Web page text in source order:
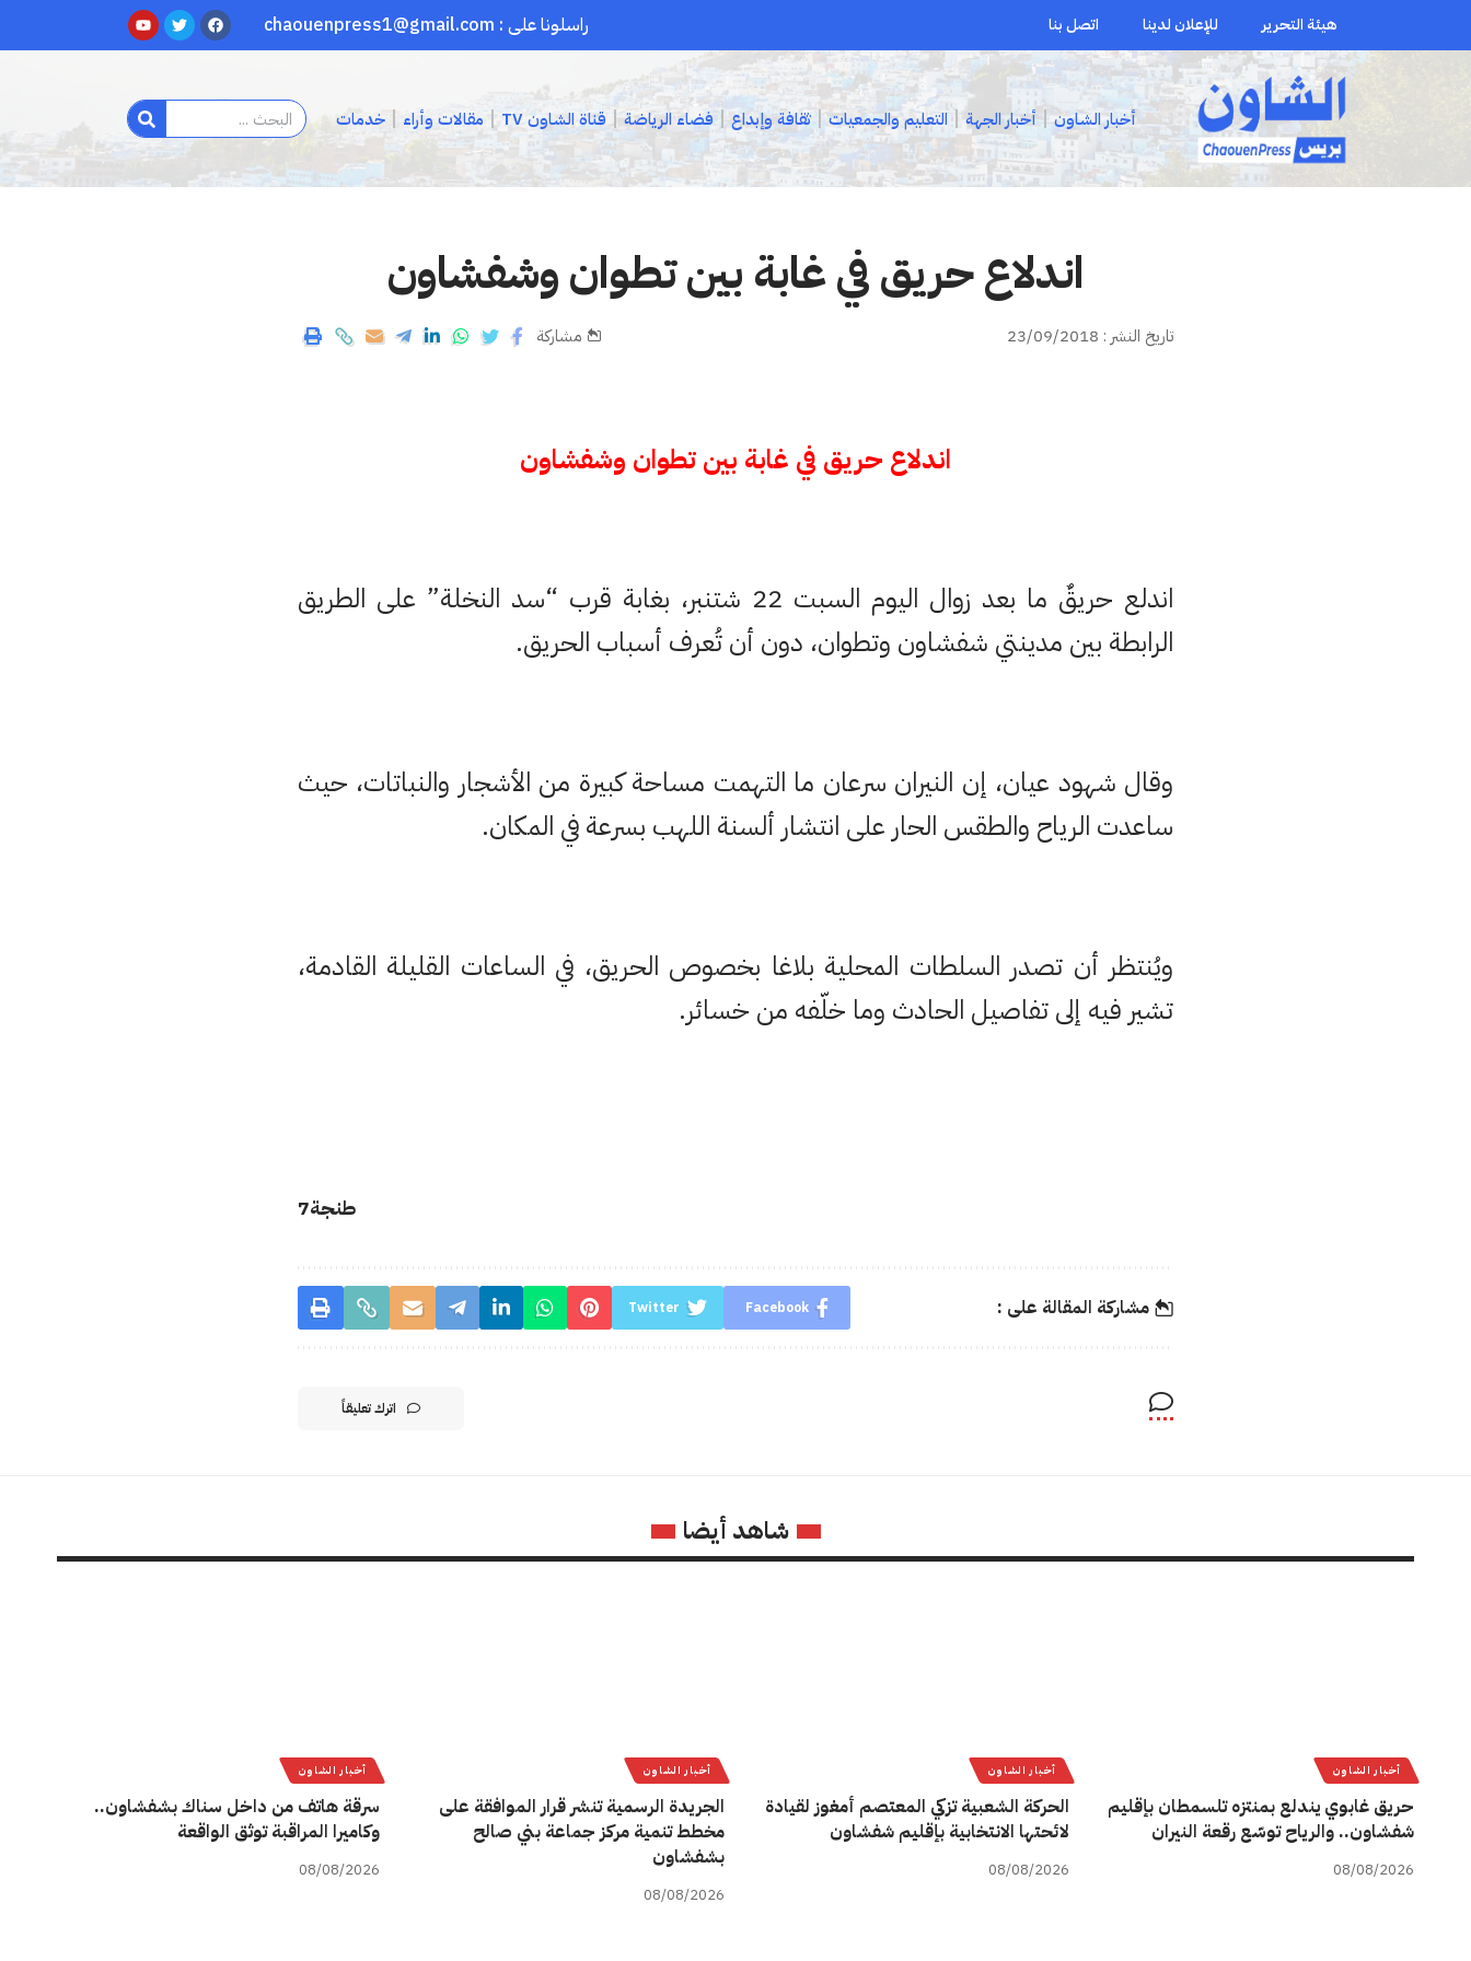
هيئة التحرير للإعلان لدينا اتصل بنا راسلونا على : chaouenpress1@gmail.com
أخبار الشاون أخبار الجهة التعليم والجمعيات ثقافة وإبداع فضاء الرياضة قناة الشاون TV مقالات وأراء خدمات
اندلاع حريق في غابة بين تطوان وشفشاون
تاريخ النشر : 23/09/2018 مشاركة
اندلاع حريق في غابة بين تطوان وشفشاون
اندلع حريقٌ ما بعد زوال اليوم السبت 22 شتنبر، بغابة قرب “سد النخلة” على الطريق
الرابطة بين مدينتي شفشاون وتطوان، دون أن تُعرف أسباب الحريق.
وقال شهود عيان، إن النيران سرعان ما التهمت مساحة كبيرة من الأشجار والنباتات، حيث
ساعدت الرياح والطقس الحار على انتشار ألسنة اللهب بسرعة في المكان.
ويُنتظر أن تصدر السلطات المحلية بلاغا بخصوص الحريق، في الساعات القليلة القادمة،
تشير فيه إلى تفاصيل الحادث وما خلّفه من خسائر.
طنجة7
مشاركة المقالة على : Facebook
Twitter
اترك تعليقاً
شاهد أيضا
أخبار الشاون
حريق غابوي يندلع بمنتزه تلسمطان بإقليم
شفشاون.. والرياح توسّع رقعة النيران
08/08/2026
أخبار الشاون
الحركة الشعبية تزكي المعتصم أمغوز لقيادة
لائحتها الانتخابية بإقليم شفشاون
08/08/2026
أخبار الشاون
الجريدة الرسمية تنشر قرار الموافقة على
مخطط تنمية مركز جماعة بني صالح
بشفشاون
08/08/2026
أخبار الشاون
سرقة هاتف من داخل سناك بشفشاون..
وكاميرا المراقبة توثق الواقعة
08/08/2026